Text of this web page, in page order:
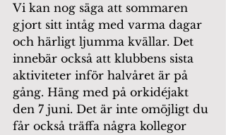
Vi kan nog säga att sommaren
gjort sitt intåg med varma dagar
och härligt ljumma kvällar. Det
innebär också att klubbens sista
aktiviteter inför halvåret är på
gång. Häng med på orkidéjakt
den 7 juni. Det är inte omöjligt du
får också träffa några kollegor